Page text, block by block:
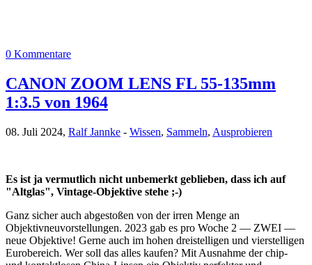
0 Kommentare
CANON ZOOM LENS FL 55-135mm
1:3.5 von 1964
08. Juli 2024, Ralf Jannke - Wissen, Sammeln, Ausprobieren
Es ist ja vermutlich nicht unbemerkt geblieben, dass ich auf
"Altglas", Vintage-Objektive stehe ;-)
Ganz sicher auch abgestoßen von der irren Menge an
Objektivneuvorstellungen. 2023 gab es pro Woche 2 — ZWEI —
neue Objektive! Gerne auch im hohen dreistelligen und vierstelligen
Eurobereich. Wer soll das alles kaufen? Mit Ausnahme der chip-